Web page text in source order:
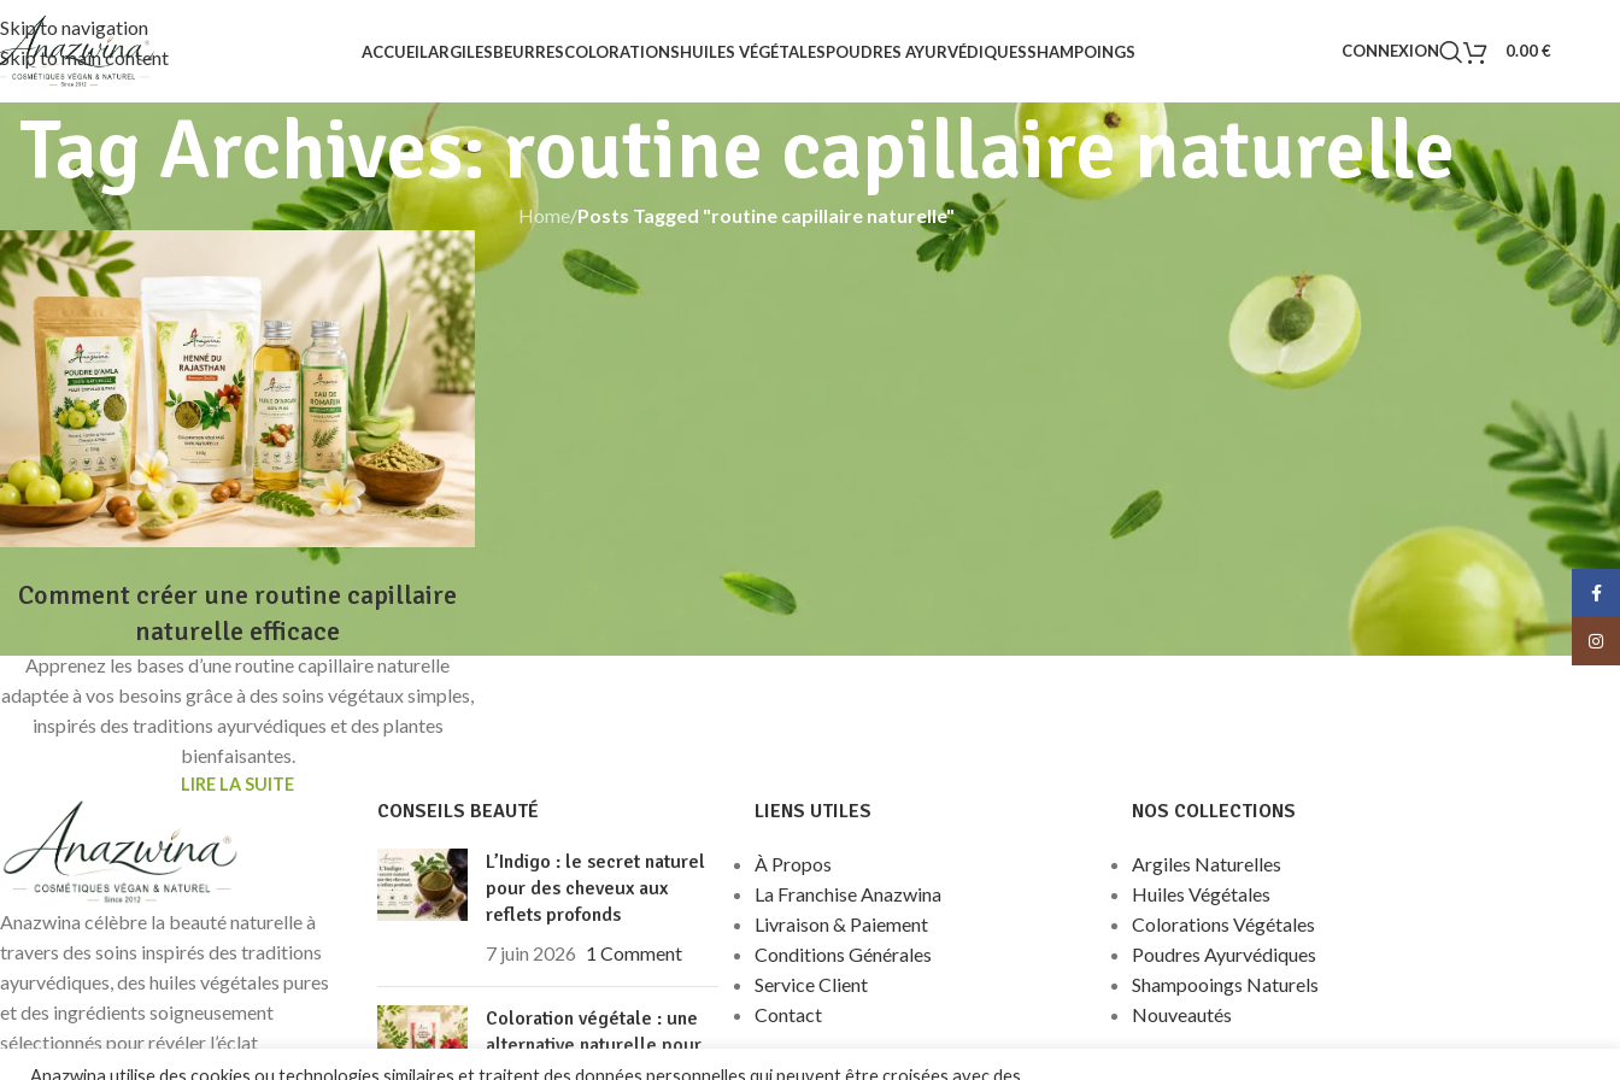
Skip to navigation
Skip to main content
ACCUEILARGILESBEURRESCOLORATIONSHUILES VÉGÉTALESPOUDRES AYURVÉDIQUESSHAMPOINGS CONNEXION 0.00€
Tag Archives: routine capillaire naturelle
Home/Posts Tagged "routine capillaire naturelle"
Comment créer une routine capillaire
naturelle efficace
Apprenez les bases d’une routine capillaire naturelle
adaptée à vos besoins grâce à des soins végétaux simples,
inspirés des traditions ayurvédiques et des plantes
bienfaisantes.
LIRE LA SUITE
Anazwina célèbre la beauté naturelle à
travers des soins inspirés des traditions
ayurvédiques, des huiles végétales pures
et des ingrédients soigneusement
sélectionnés pour révéler l’éclat
authentique de votre peau et de vos
CONSEILS BEAUTÉ
L’Indigo : le secret naturel
pour des cheveux aux
reflets profonds
7 juin 2026 1 Comment
Coloration végétale : une
alternative naturelle pour
prendre soin de ses
LIENS UTILES
À Propos
La Franchise Anazwina
Livraison & Paiement
Conditions Générales
Service Client
Contact
NOS COLLECTIONS
Argiles Naturelles
Huiles Végétales
Colorations Végétales
Poudres Ayurvédiques
Shampooings Naturels
Nouveautés
Anazwina utilise des cookies ou technologies similaires et traitent des données personnelles qui peuvent être croisées avec des